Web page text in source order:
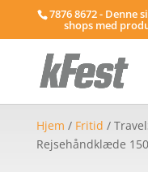
7876 8672 -
shops med
Hjem / Fritid /
Rejsehåndklæde